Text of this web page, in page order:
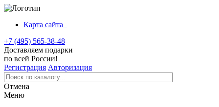
Карта сайта
+7 (495) 565-38-48
Доставляем подарки
по всей России!
Регистрация Авторизация
Отмена
Меню